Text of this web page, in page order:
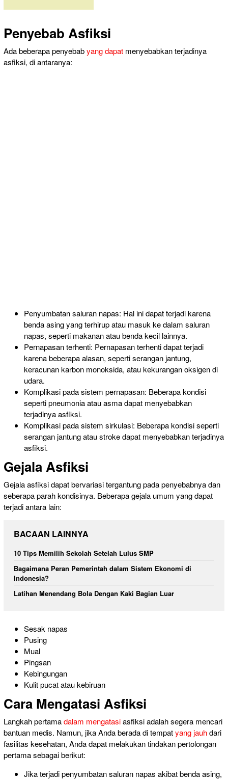
Penyebab Asfiksi
Ada beberapa penyebabyang dapat menyebabkan terjadinya
asfiksi, di antaranya:
Penyumbatan saluran napas: Hal ini dapat terjadi karena
bendaasing yang terhirup atau masuk ke dalam saluran
napas, seperti makanan atau benda kecil lainnya.
Pernapasan terhenti: Pernapasan terhenti dapat terjadi
karena beberapa alasan, seperti serangan jantung,
keracunan karbon monoksida, atau kekurangan oksigen di
udara.
Komplikasi pada sistem pernapasan: Beberapa kondisi
seperti pneumonia atau asma dapat menyebabkan
terjadinya asfiksi.
Komplikasi pada sistem sirkulasi: Beberapa kondisi seperti
serangan jantung atau stroke dapat menyebabkan terjadinya
asfiksi.
Gejala Asfiksi
Gejala asfiksi dapat bervariasi tergantung pada penyebabnya dan
seberapa parah kondisinya. Beberapa gejala umum yang dapat
terjadi antara lain:
BACAAN LAINNYA
10 Tips Memilih Sekolah Setelah Lulus SMP
Bagaimana Peran Pemerintah dalam Sistem Ekonomi di
Indonesia?
Latihan Menendang Bola Dengan Kaki Bagian Luar
Sesak napas
Pusing
Mual
Pingsan
Kebingungan
Kulit pucat atau kebiruan
Cara Mengatasi Asfiksi
Langkah pertamadalam mengatasiasfiksi adalah segera mencari
bantuan medis. Namun, jika Anda berada di tempatyang jauhdari
fasilitas kesehatan, Anda dapat melakukan tindakan pertolongan
pertama sebagai berikut:
Jika terjadi penyumbatan saluran napas akibat benda asing,